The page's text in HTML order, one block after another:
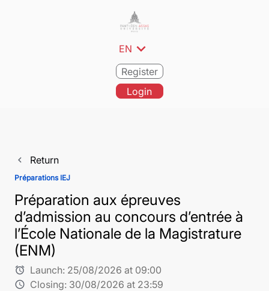
EN expand_more
Register
Login
navigate_before Return
Préparations IEJ
Préparation aux épreuves
d’admission au concours d’entrée à
l’École Nationale de la Magistrature
(ENM)
alarm Launch: 25/08/2026 at 09:00
schedule Closing: 30/08/2026 at 23:59